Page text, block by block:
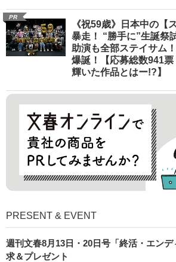
PR
《祝59歳》日本中の【
暴走！ “勝手に”生誕祭
助演も全部ステイサム
爆誕！【応募総数941
輝いた作品とはー!?】
PRESENT & EVENT
週刊文春8月13日・20日号「終活・エン
求＆プレゼント